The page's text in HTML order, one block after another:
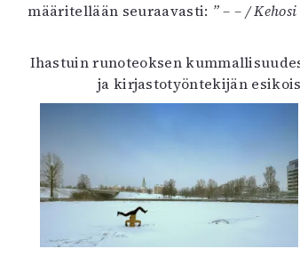
määritellään seuraavasti: ” – – /
Ihastuin runoteoksen
ja kirjastotyöntekijän